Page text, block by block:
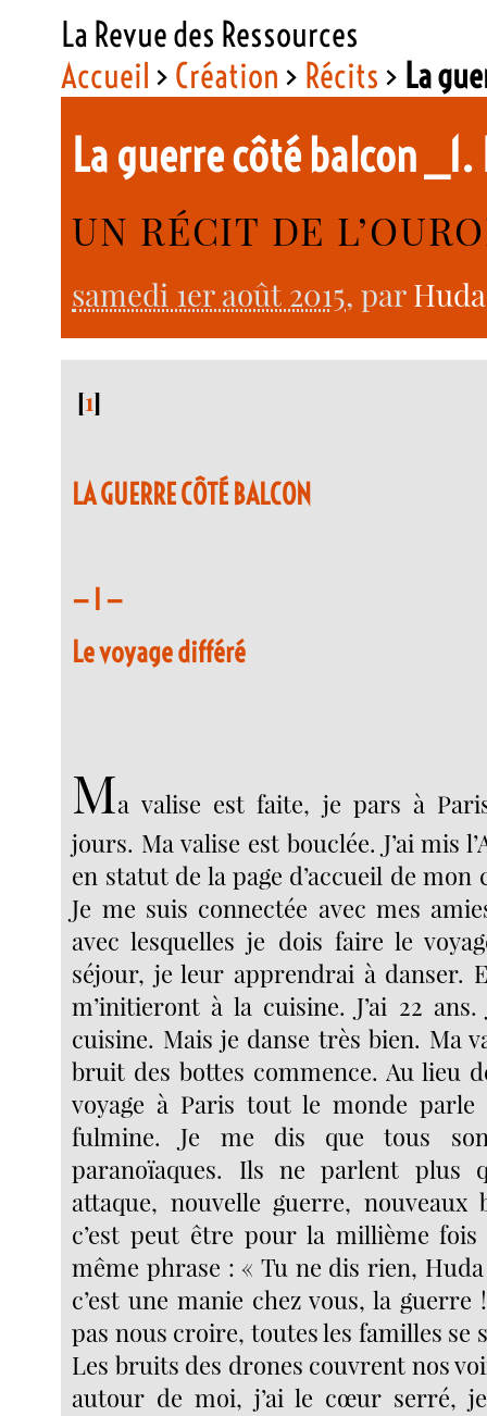
La Revue des Ressources
Accueil > Création > Récits > La
La guerre côté balcon
UN RÉCIT DE
samedi 1er août 2015, par
[1]
LA GUERRE CÔTÉ BALCON
— I —
Le voyage différé
Ma valise est faite, je pars à
jours. Ma valise est bouclée. J’ai mis
en statut de la page d’accueil de
Je me suis connectée avec mes
avec lesquelles je dois faire le
séjour, je leur apprendrai à danser.
m’initieront à la cuisine. J’ai 22
cuisine. Mais je danse très bien. Ma
bruit des bottes commence. Au lieu
voyage à Paris tout le monde parle
fulmine. Je me dis que tous
paranoïaques. Ils ne parlent plus
attaque, nouvelle guerre, nouveaux
c’est peut être pour la millième fois
même phrase : « Tu ne dis rien,
c’est une manie chez vous, la guerre
pas nous croire, toutes les familles se
Les bruits des drones couvrent nos
autour de moi, j’ai le cœur serré,